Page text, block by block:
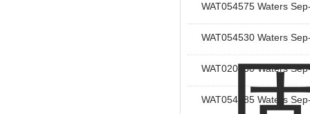
WAT054575 Waters
WAT054530 Waters
WAT020830 Waters
WAT054585 Waters